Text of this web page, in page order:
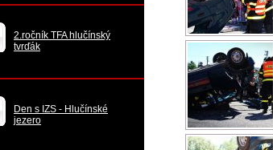
2.ročník TFA hlučínský
tvrďák
Den s IZS - Hlučínské
jezero